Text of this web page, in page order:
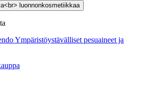
Ympäristöystävälliset pesuaineet ja